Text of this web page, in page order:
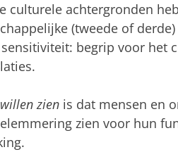
culturele achtergronden
(tweede of
begrip voor het
zien is dat mensen en
zien voor hun